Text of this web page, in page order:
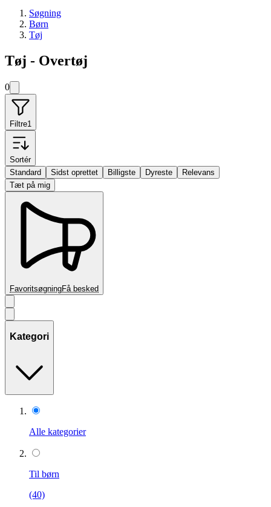
Søgning
Børn
Tøj
Tøj - Overtøj
0
Filtre1
Sortér
Standard
Sidst oprettet Billigste Dyreste
Relevans
Tæt på mig
FavoritsøgningFå besked
Kategori
Alle kategorier
Til børn
(40)